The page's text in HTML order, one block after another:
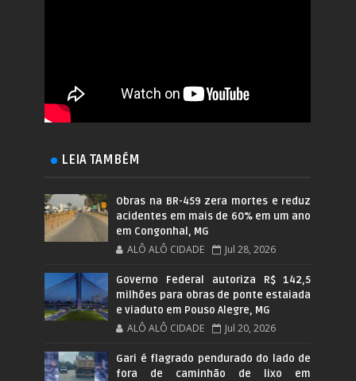
LEIA TAMBÉM
Obras na BR-459 zera mortes e reduz
acidentes em mais de 60% em um ano
em Congonhal, MG
ALÔ ALÔ CIDADE Jul 28, 2026
Governo Federal autoriza R$ 142,5
milhões para obras de ponte estaiada
e viaduto em Pouso Alegre, MG
ALÔ ALÔ CIDADE Jul 20, 2026
Gari é flagrado pendurado do lado de
fora de caminhão de lixo em